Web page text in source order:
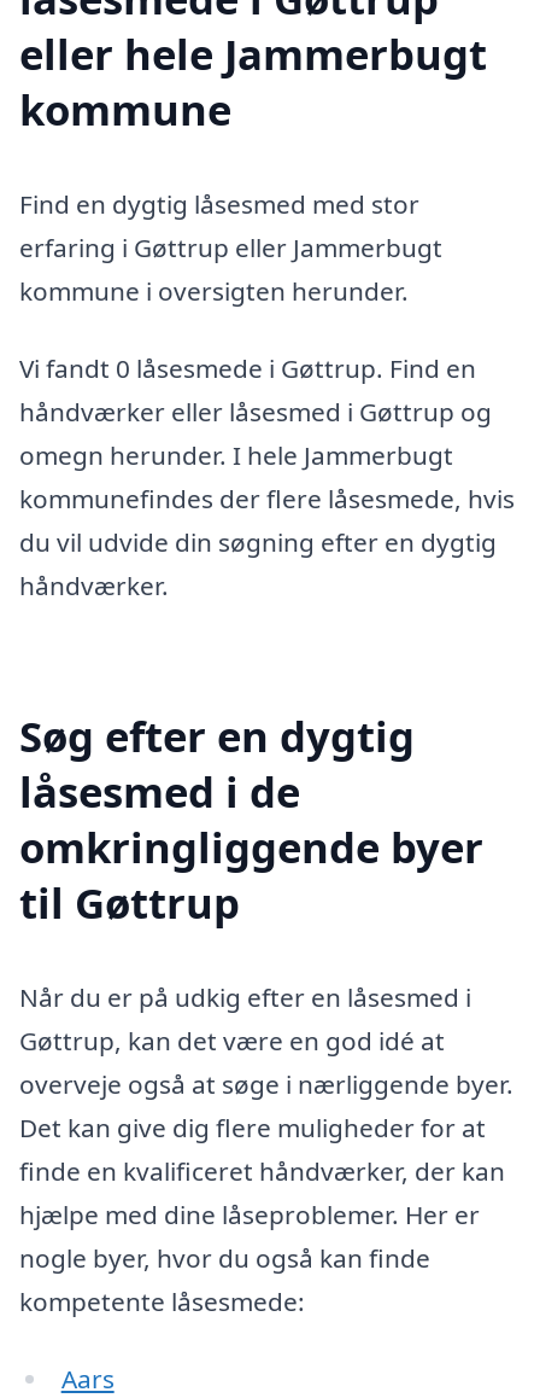
eller hele Jammerbugt
kommune
Find en dygtig låsesmed med stor
erfaring i Gøttrup eller Jammerbugt
kommune i oversigten herunder.
Vi fandt 0 låsesmede i Gøttrup. Find en
håndværker eller låsesmed i Gøttrup og
omegn herunder. I hele Jammerbugt
kommunefindes der flere låsesmede, hvis
du vil udvide din søgning efter en dygtig
håndværker.
Søg efter en dygtig
låsesmed i de
omkringliggende byer
til Gøttrup
Når du er på udkig efter en låsesmed i
Gøttrup, kan det være en god idé at
overveje også at søge i nærliggende byer.
Det kan give dig flere muligheder for at
finde en kvalificeret håndværker, der kan
hjælpe med dine låseproblemer. Her er
nogle byer, hvor du også kan finde
kompetente låsesmede:
Aars